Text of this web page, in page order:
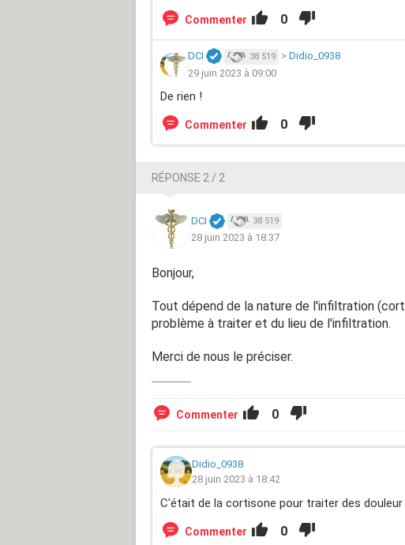
Commenter 0
DCI 38 519 > Didio_0938
29 juin 2023 à 09:00
De rien !
Commenter 0
RÉPONSE 2 / 2
DCI 38 519
28 juin 2023 à 18:37
Bonjour,
Tout dépend de la nature de l'infiltration
problème à traiter et du lieu de l'infiltration.
Merci de nous le préciser.
Commenter 0
Didio_0938
28 juin 2023 à 18:42
C'était de la cortisone pour traiter des douleur
Commenter 0